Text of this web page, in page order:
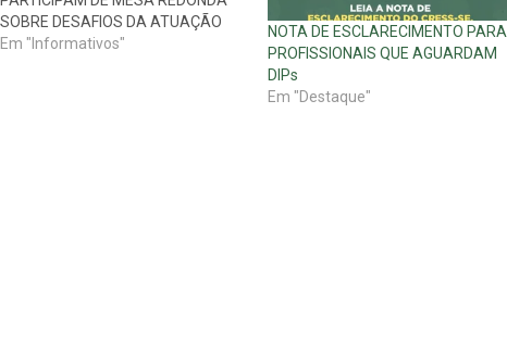
SOBRE DESAFIOS DA ATUAÇÃO
PROFISSIONAL NA ATUALIDADE O
Em "Informativos"
NOTA DE ESCLARECIMENTO PARA
PROFISSIONAIS QUE AGUARDAM
DIPs
Em "Destaque"